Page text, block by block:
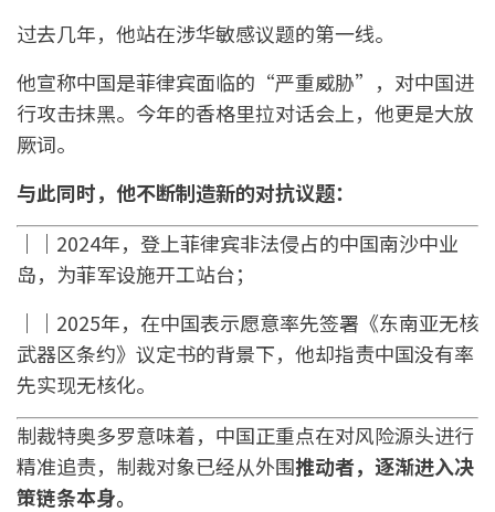
过去几年，他站在涉华敏感议题的第一线。
他宣称中国是菲律宾面临的“严重威胁”，对中国进
行攻击抹黑。今年的香格里拉对话会上，他更是大放
厥词。
与此同时，他不断制造新的对抗议题：
｜｜ 2024年，登上菲律宾非法侵占的中国南沙中业
岛，为菲军设施开工站台；
｜｜ 2025年，在中国表示愿意率先签署《东南亚无核
武器区条约》议定书的背景下，他却指责中国没有率
先实现无核化。
制裁特奥多罗意味着，中国正重点在对风险源头进行
精准追责，制裁对象已经从外围推动者，逐渐进入决
策链条本身。